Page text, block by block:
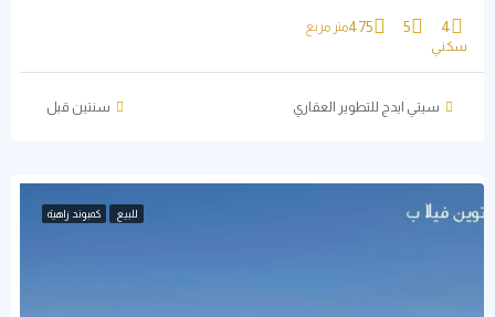
4
5
475متر مربع
سكني
سيتي ايدج للتطوير العقاري ‏سنتين قبل
للبيع كمبوند زاهية